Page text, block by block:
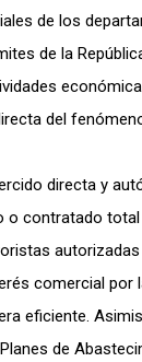
de los
de la
del
directa y
o contratado
comercial por
eficiente.
de